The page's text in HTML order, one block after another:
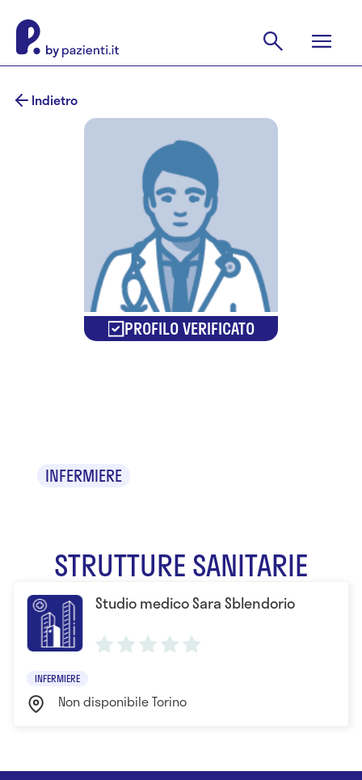
Indietro
PROFILO VERIFICATO
INFERMIERE
STRUTTURE SANITARIE
Studio medico Sara Sblendorio
INFERMIERE
Non disponibile Torino